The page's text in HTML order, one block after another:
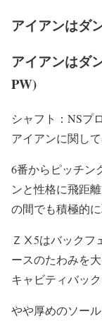
アイアンはダ
アイアンはダ
PW)
シャフト：NSプ
アイアンに関し
6番からピッチン
ンと性格に飛距
の間でも積極的
ＺⅩ5はバックフ
ースのたわみを
キャビティバック
やや厚めのソー